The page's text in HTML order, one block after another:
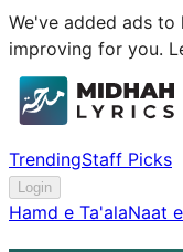
We've added ads
improving for you.
TrendingStaff Picks
Login
Hamd e Ta'alaNaat